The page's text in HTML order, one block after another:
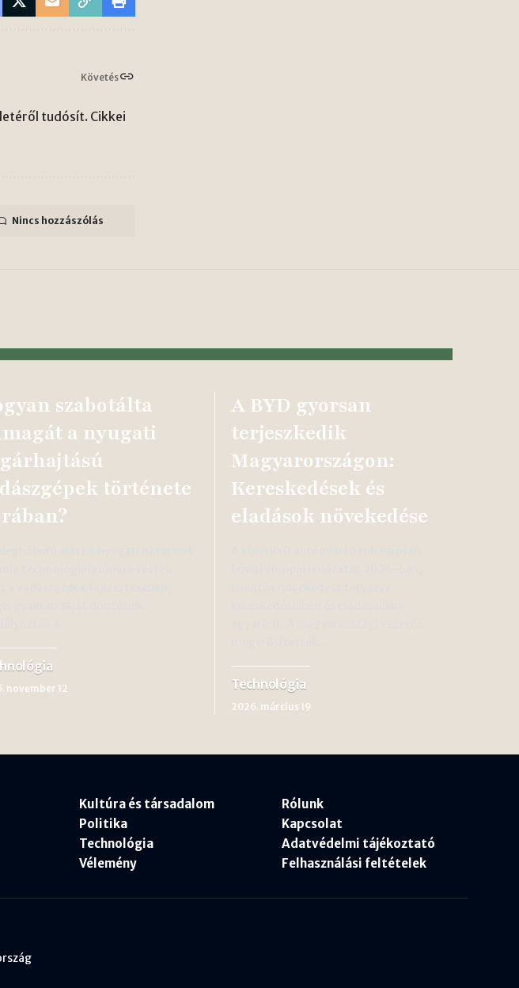
Követés
tudósít. Cikkei
Nincs hozzászólás
szabotálta
a nyugati
története
november 12
A BYD gyorsan
terjeszkedik
Magyarországon:
Kereskedések és
eladások növekedése
Technológia
2026. március 19
Kultúra és társadalom
Politika
Technológia
Vélemény
Rólunk
Kapcsolat
Adatvédelmi tájékoztató
Felhasználási feltételek